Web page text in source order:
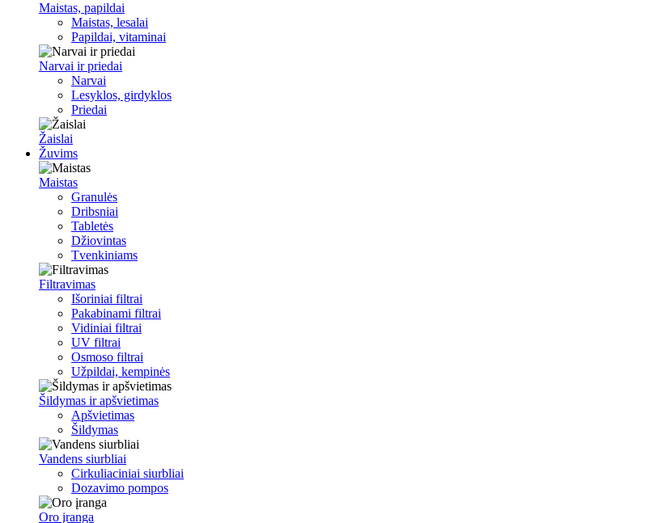
Maistas, papildai
Maistas, lesalai
Papildai, vitaminai
Narvai ir priedai
Narvai
Lesyklos, girdyklos
Priedai
Žaislai
Žuvims
Maistas
Granulės
Dribsniai
Tabletės
Džiovintas
Tvenkiniams
Filtravimas
Išoriniai filtrai
Pakabinami filtrai
Vidiniai filtrai
UV filtrai
Osmoso filtrai
Užpildai, kempinės
Šildymas ir apšvietimas
Apšvietimas
Šildymas
Vandens siurbliai
Cirkuliaciniai siurbliai
Dozavimo pompos
Oro įranga